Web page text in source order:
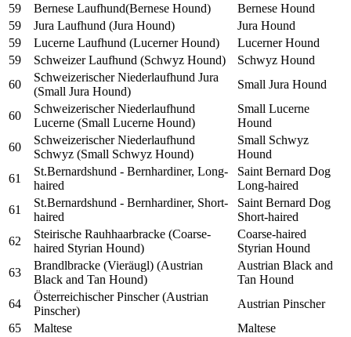
59
Bernese Laufhund(Bernese Hound)
Bernese Hound
59
Jura Laufhund (Jura Hound)
Jura Hound
59
Lucerne Laufhund (Lucerner Hound)
Lucerner Hound
59
Schweizer Laufhund (Schwyz Hound)
Schwyz Hound
60
Schweizerischer Niederlaufhund Jura
(Small Jura Hound)
Small Jura Hound
60
Schweizerischer Niederlaufhund
Lucerne (Small Lucerne Hound)
Small Lucerne
Hound
60
Schweizerischer Niederlaufhund
Schwyz (Small Schwyz Hound)
Small Schwyz
Hound
61
St.Bernardshund - Bernhardiner, Long-
haired
Saint Bernard Dog
Long-haired
61
St.Bernardshund - Bernhardiner, Short-
haired
Saint Bernard Dog
Short-haired
62
Steirische Rauhhaarbracke (Coarse-
haired Styrian Hound)
Coarse-haired
Styrian Hound
63
Brandlbracke (Vieräugl) (Austrian
Black and Tan Hound)
Austrian Black and
Tan Hound
64
Österreichischer Pinscher (Austrian
Pinscher)
Austrian Pinscher
65
Maltese
Maltese